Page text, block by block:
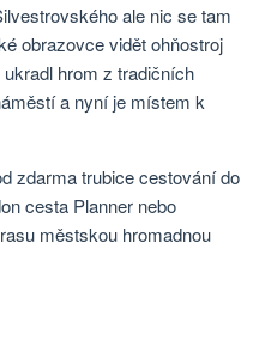
ale nic se tam
obrazovce vidět ohňostroj
ukradl hrom z tradičních
a nyní je místem k
zdarma trubice cestování do
cesta Planner nebo
městskou hromadnou